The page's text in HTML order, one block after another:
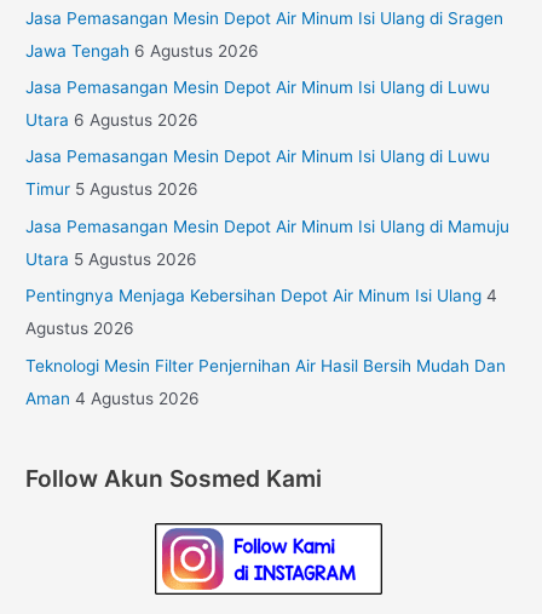
Jasa Pemasangan Mesin Depot Air Minum Isi Ulang di Sragen
Jawa Tengah 6 Agustus 2026
Jasa Pemasangan Mesin Depot Air Minum Isi Ulang di Luwu
Utara 6 Agustus 2026
Jasa Pemasangan Mesin Depot Air Minum Isi Ulang di Luwu
Timur 5 Agustus 2026
Jasa Pemasangan Mesin Depot Air Minum Isi Ulang di Mamuju
Utara 5 Agustus 2026
Pentingnya Menjaga Kebersihan Depot Air Minum Isi Ulang 4
Agustus 2026
Teknologi Mesin Filter Penjernihan Air Hasil Bersih Mudah Dan
Aman 4 Agustus 2026
Follow Akun Sosmed Kami